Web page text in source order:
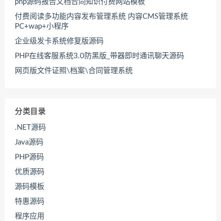
php源码报告文档合同知识付费网站模板
付费阅读多功能内容发布管理系统 内容CMS管理系统
PC+wap+小程序
企业级发卡系统修复版源码
PHP在线客服系统3.0防黑版_带器即时通讯聊天源码
网页版文件证照\档案\合同管理系统
分类目录
.NET源码
Java源码
PHP源码
优质源码
源码模板
特惠源码
程序应用